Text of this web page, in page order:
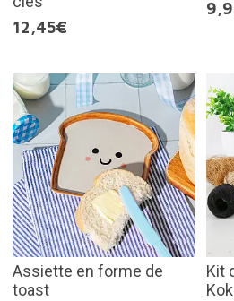
12,45€
Assiette en forme de
toast
Kit